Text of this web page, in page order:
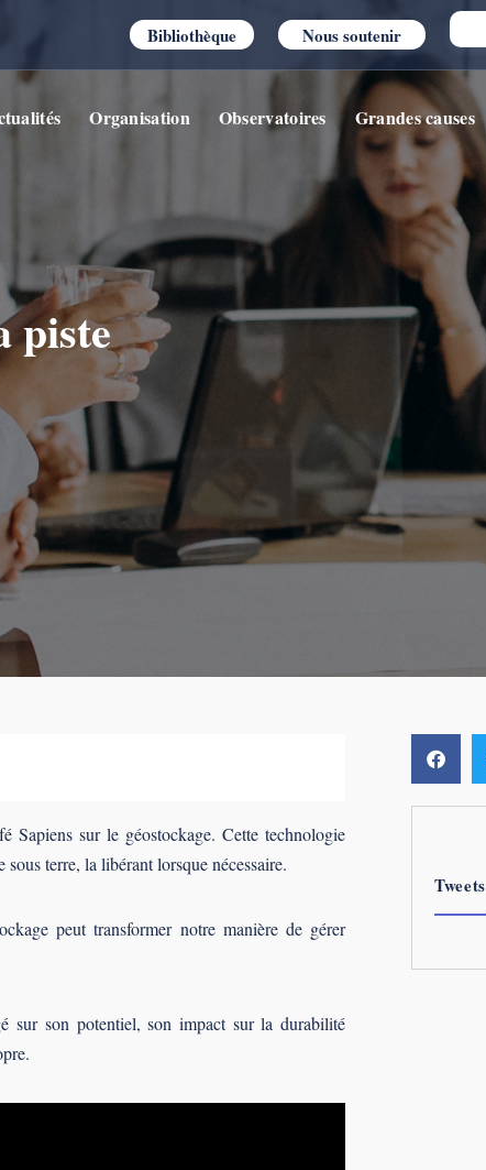
Bibliothèque Nous soutenir
Organisation Observatoires Grandes causes
piste
Sapiens sur le géostockage. Cette technologie
terre, la libérant lorsque nécessaire.
peut transformer notre manière de gérer
sur son potentiel, son impact sur la durabilité
Tweets